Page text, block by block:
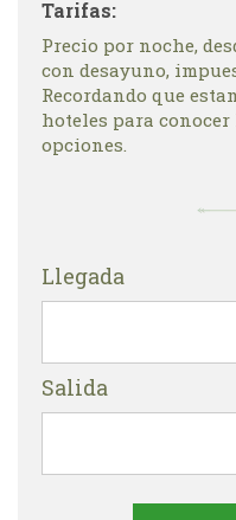
Tarifas:
Precio por noche,
con desayuno,
Recordando que
hoteles para
opciones.
Llegada
Salida